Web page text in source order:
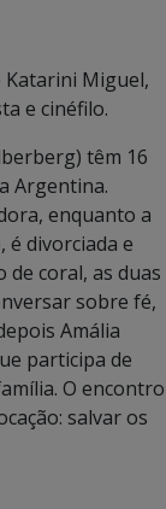
Katarini Miguel,
e cinéfilo.
têm 16
Argentina.
enquanto a
é divorciada e
coral, as duas
sobre fé,
Amália
participa de
O encontro
salvar os